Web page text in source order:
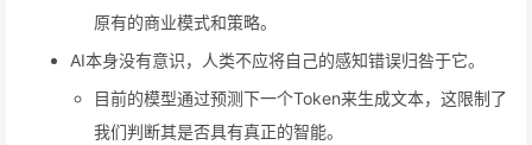
原有的商业模式和策略。
AI本身没有意识，人类不应将自己的感知错误归咎于它。
目前的模型通过预测下一个Token来生成文本，这限制了
我们判断其是否具有真正的智能。